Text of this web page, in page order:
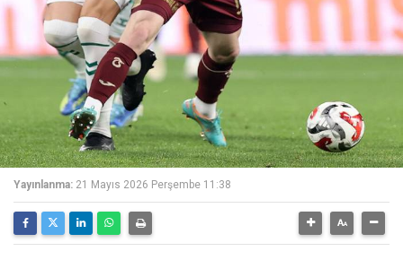
Yayınlanma: 21 Mayıs 2026 Perşembe 11:38